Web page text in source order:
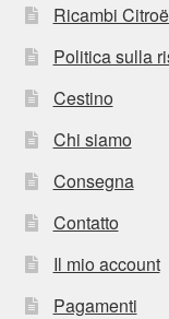
Ricambi
Politica sulla
Cestino
Chi siamo
Consegna
Contatto
Il mio account
Pagamenti